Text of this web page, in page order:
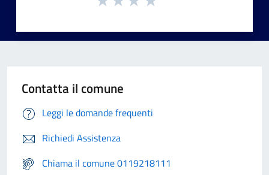
Contatta il comune
Leggi le domande frequenti
Richiedi Assistenza
Chiama il comune 0119218111